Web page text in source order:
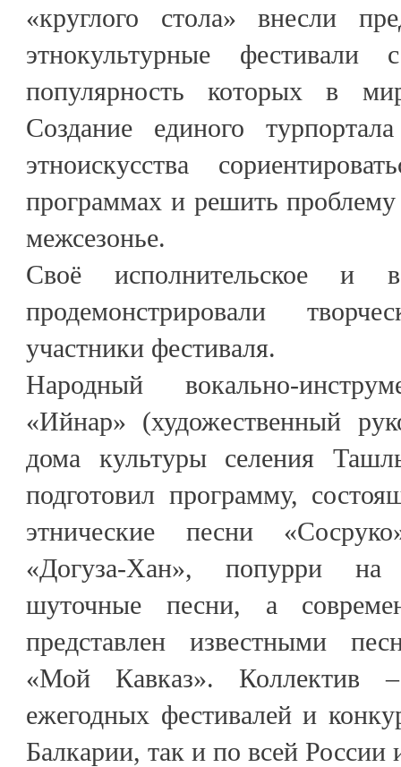
«круглого стола» внесли
этнокультурные фестивали
популярность которых в
Создание единого
этноискусства
программах и решить
межсезонье.
Своё исполнительское и
продемонстрировали
участники фестиваля.
Народный вокально-
«Ийнар» (художественный
дома культуры селения
подготовил программу,
этнические песни
«Догуза-Хан», попурри на
шуточные песни, а
представлен известными
«Мой Кавказ». Коллектив
ежегодных фестивалей и
Балкарии, так и по всей России